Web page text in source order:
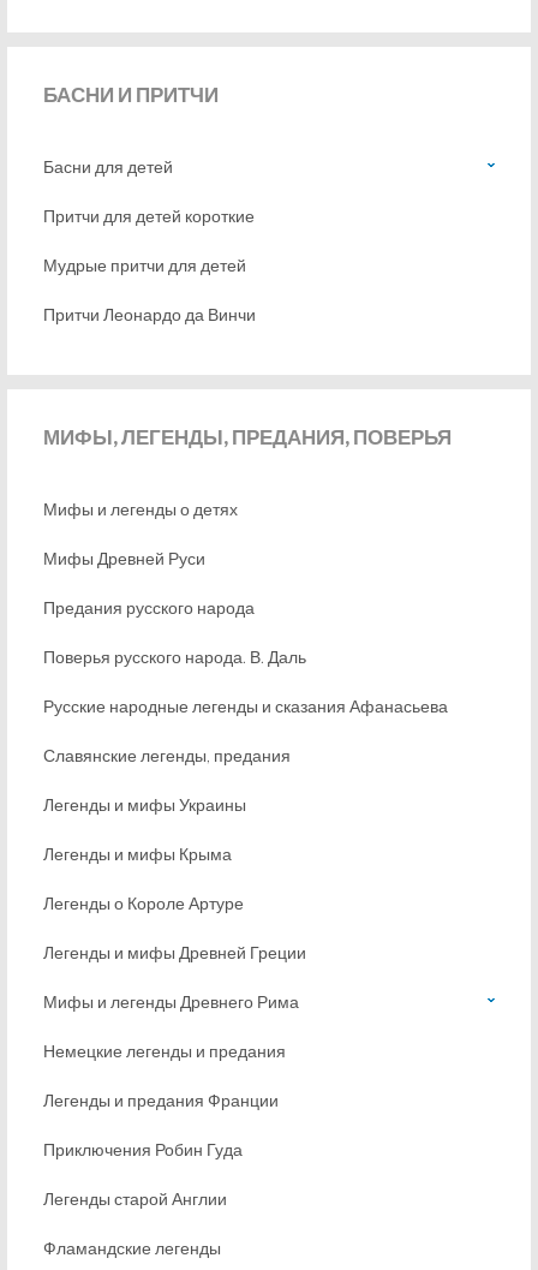
БАСНИ И ПРИТЧИ
Басни для детей
Притчи для детей короткие
Мудрые притчи для детей
Притчи Леонардо да Винчи
МИФЫ,ЛЕГЕНДЫ, ПРЕДАНИЯ, ПОВЕРЬЯ
Мифы и легенды о детях
Мифы Древней Руси
Предания русского народа
Поверья русского народа. В. Даль
Русские народные легенды и сказания Афанасьева
Славянские легенды, предания
Легенды и мифы Украины
Легенды и мифы Крыма
Легенды о Короле Артуре
Легенды и мифы Древней Греции
Мифы и легенды Древнего Рима
Немецкие легенды и предания
Легенды и предания Франции
Приключения Робин Гуда
Легенды старой Англии
Фламандские легенды